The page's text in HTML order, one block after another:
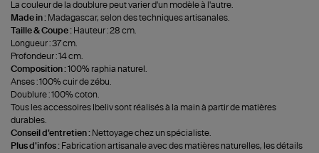
La couleur de la doublure peut varier d'un modèle à l'autre.
Made in : Madagascar, selon des techniques artisanales.
Taille & Coupe : Hauteur : 28 cm.
Longueur : 37 cm.
Profondeur : 14 cm.
Composition :100% raphia naturel.
Anses : 100% cuir de zébu.
Doublure : 100% coton.
Tous les accessoires Ibeliv sont réalisés à la main à partir de matières
durables.
Conseil d'entretien : Nettoyage chez un spécialiste.
Plus d'infos : Fabrication artisanale avec des matières naturelles, les détails